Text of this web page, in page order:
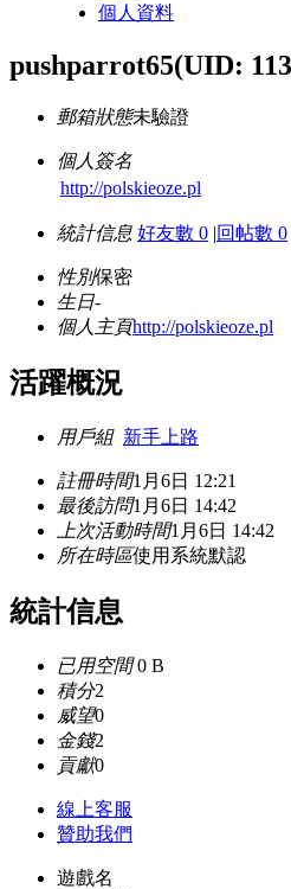
個人資料
pushparrot65(UID:
郵箱狀態未驗證
個人簽名
http://polskieoze.pl
統計信息 好友數 0 |回帖數 0
性別保密
生日-
個人主頁http://polskieoze.pl
活躍概況
用戶組 新手上路
註冊時間1月6日 12:21
最後訪問1月6日 14:42
上次活動時間1月6日 14:42
所在時區使用系統默認
統計信息
已用空間0 B
積分2
威望0
金錢2
貢獻0
線上客服
贊助我們
遊戲名